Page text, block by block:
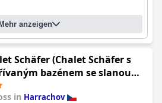
Mehr anzeigen
Schäfer (Chalet Schäfer s
bazénem se slanou
a saunou)
in Harrachov